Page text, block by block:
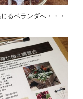
るベランダへ・・・